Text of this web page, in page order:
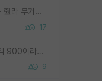
신생랩 1기 출신인데 신생랩은 줠라 무거운 바벨 같은거임. 들면 대박인데 못들면 깔려 죽음. 아무도 알려주지 않는 환경에서 자생해야하지만, 일단 살아남았다면 그 어떤 사람보다 악착같고 생존력 높은 사람으로 거듭날 수 있음
17
뭐 토익같은게 되버린거죠 토익 900이라고 영어잘하는건 아닙니다만 잘하는사람은 다 900을 넘는 그런
9